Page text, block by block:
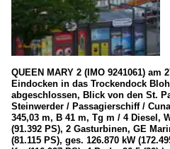
QUEEN MARY 2 (IMO 9241061) am
Eindocken in das Trockendock
abgeschlossen, Blick von den St.
Steinwerder / Passagierschiff /
345,03 m, B 41 m, Tg m / 4 Diesel,
(91.392 PS), 2 Gasturbinen, GE
(81.115 PS), ges. 126.870 kW